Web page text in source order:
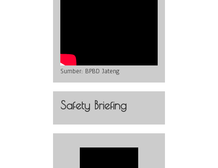
Sumber: BPBD Jateng
Safety Briefing